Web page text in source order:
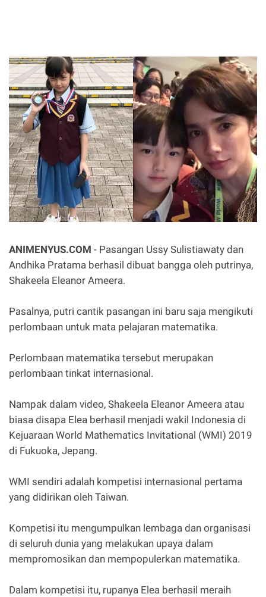
ANIMENYUS.COM - Pasangan Ussy Sulistiawaty dan
Andhika Pratama berhasil dibuat bangga oleh putrinya,
Shakeela Eleanor Ameera.
Pasalnya, putri cantik pasangan ini baru saja mengikuti
perlombaan untuk mata pelajaran matematika.
Perlombaan matematika tersebut merupakan
perlombaan tinkat internasional.
Nampak dalam video, Shakeela Eleanor Ameera atau
biasa disapa Elea berhasil menjadi wakil Indonesia di
Kejuaraan World Mathematics Invitational (WMI) 2019
di Fukuoka, Jepang.
WMI sendiri adalah kompetisi internasional pertama
yang didirikan oleh Taiwan.
Kompetisi itu mengumpulkan lembaga dan organisasi
di seluruh dunia yang melakukan upaya dalam
mempromosikan dan mempopulerkan matematika.
Dalam kompetisi itu, rupanya Elea berhasil meraih